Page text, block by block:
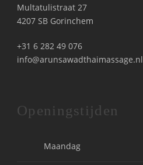
Multatulistraat 27
4207 SB Gorinchem
+31 6 282 49 076
info@arunsawadthaimassage.nl
Openingstijden
Maandag